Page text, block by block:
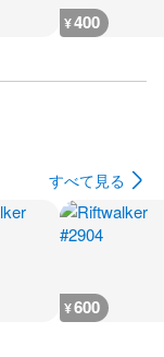
¥400
すべて見る
¥600